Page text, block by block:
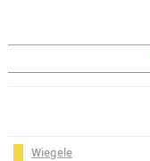
Wiegele